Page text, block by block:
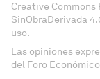
Creative
SinObraDerivada
uso.
Las opiniones
del Foro